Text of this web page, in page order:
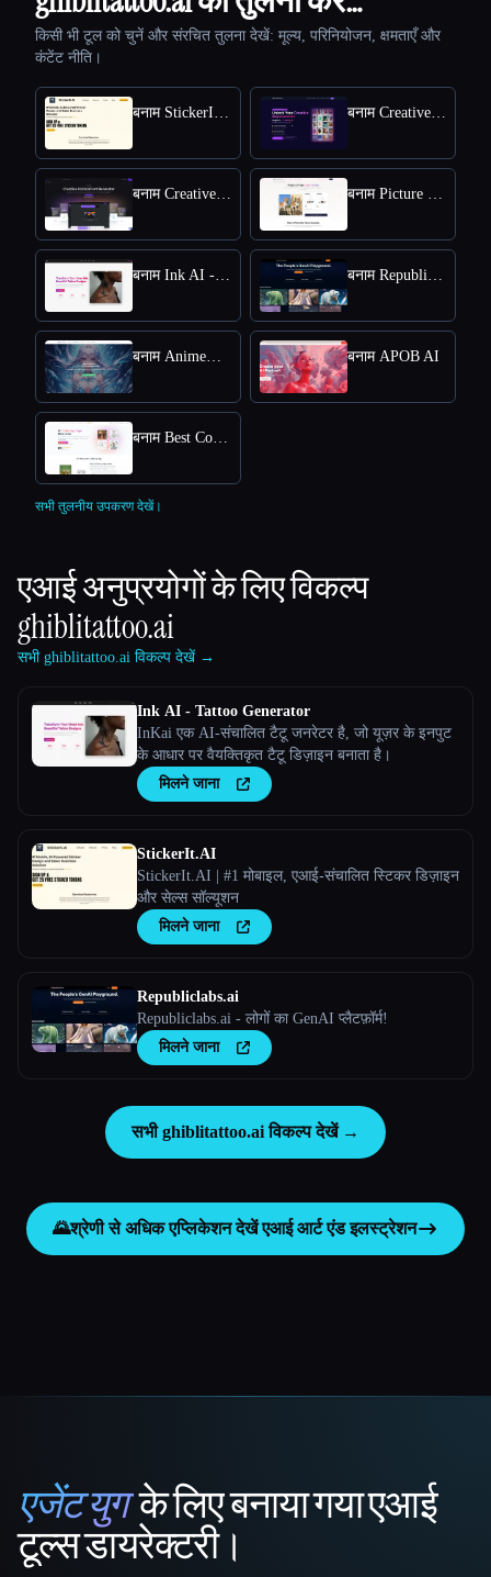
किसी भी टूल को चुनें और संरचित तुलना देखें: मूल्य, परिनियोजन, क्षमताएँ और
कंटेंट नीति।
बनाम StickerIt.AI बनाम CreativePixel
बनाम Creative Fabrica बनाम Picture to Drawing
बनाम Ink AI - Tattoo Generator बनाम Republiclabs.ai
बनाम AnimeGenius बनाम APOB AI
बनाम Best Coloring Pages AI
सभी तुलनीय उपकरण देखें।
एआई अनुप्रयोगों के लिए विकल्प
ghiblitattoo.ai
सभी ghiblitattoo.ai विकल्प देखें →
Ink AI - Tattoo Generator
InKai एक AI-संचालित टैटू जनरेटर है, जो यूज़र के इनपुट
के आधार पर वैयक्तिकृत टैटू डिज़ाइन बनाता है।
मिलने जाना
StickerIt.AI
StickerIt.AI | #1 मोबाइल, एआई-संचालित स्टिकर डिज़ाइन
और सेल्स सॉल्यूशन
मिलने जाना
Republiclabs.ai
Republiclabs.ai - लोगों का GenAI प्लैटफ़ॉर्म!
मिलने जाना
सभी ghiblitattoo.ai विकल्प देखें →
🌄श्रेणी से अधिक एप्लिकेशन देखेंएआई आर्ट एंड इलस्ट्रेशन
That AI Collection
एजेंट युगके लिए बनाया गया एआई
टूल्स डायरेक्टरी।